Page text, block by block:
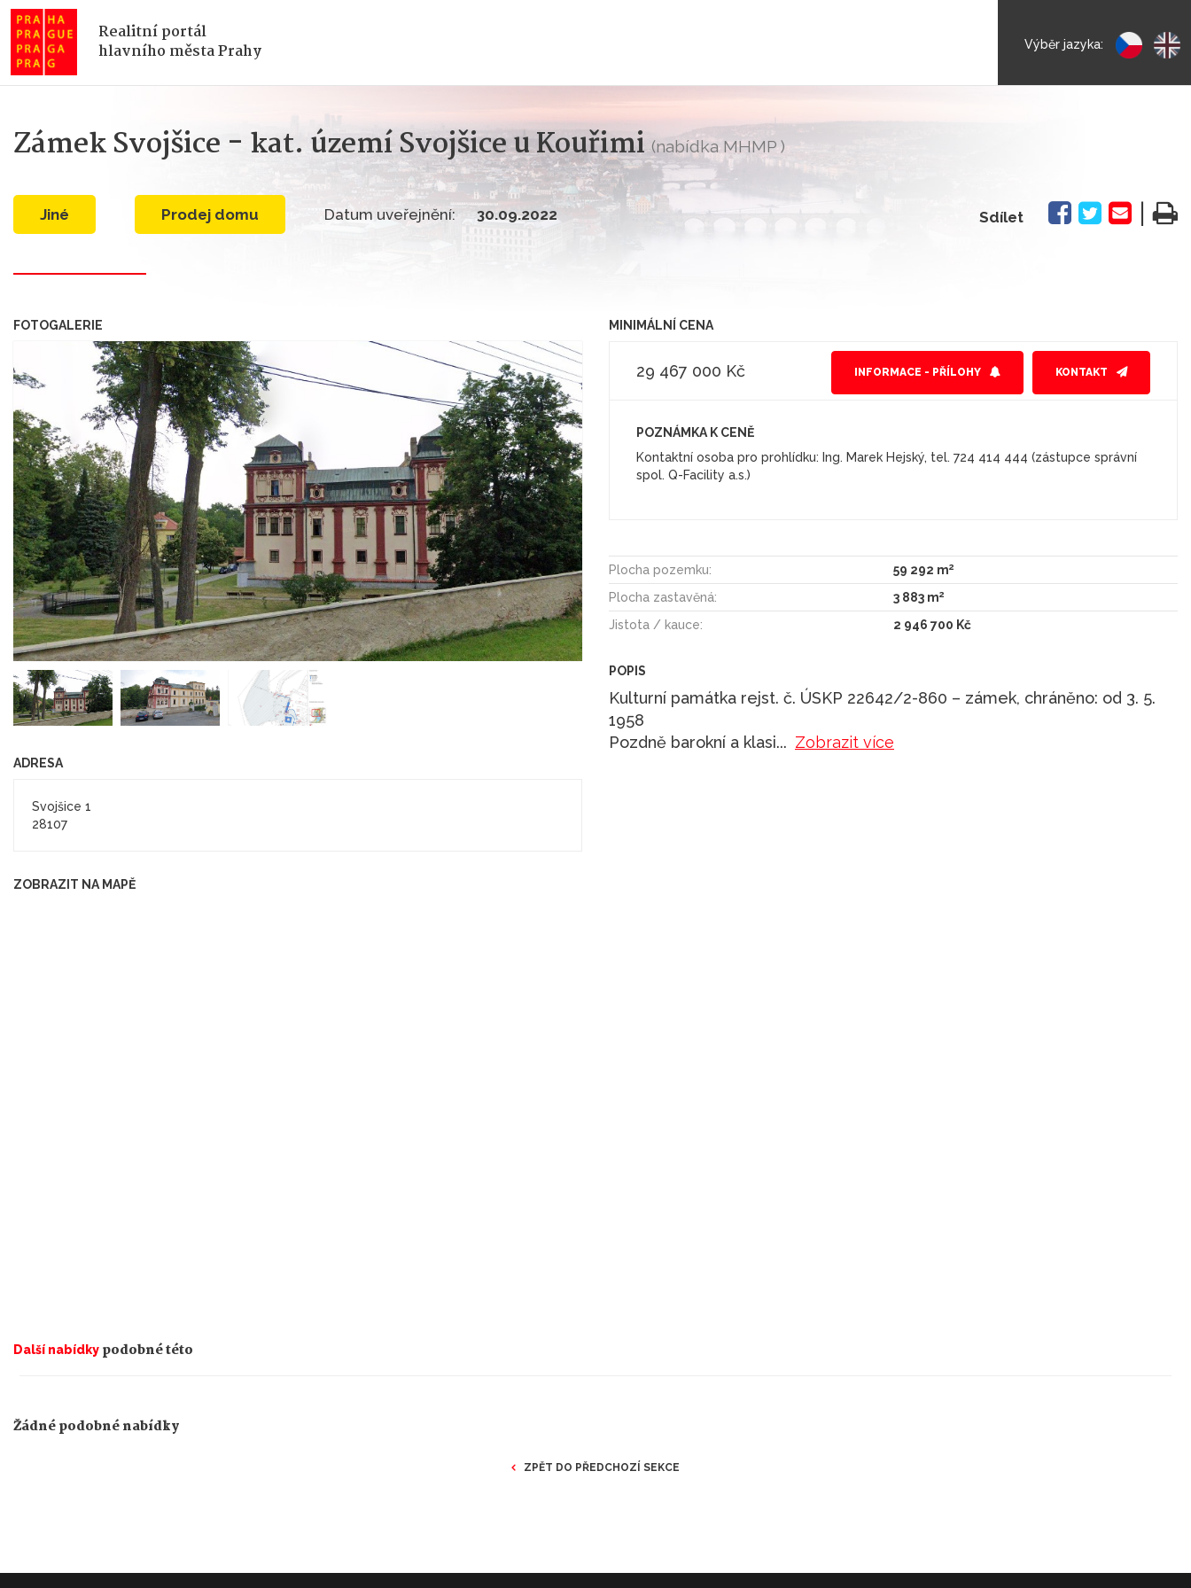
Realitní portál
hlavního města Prahy
Výběr jazyka:
Zámek Svojšice - kat. území Svojšice u Kouřimi(nabídka MHMP )
jiné Prodej domu Datum uveřejnění: 30.09.2022 Sdílet
FOTOGALERIE
ADRESA
Svojšice 1
28107
ZOBRAZIT NA MAPĚ
MINIMÁLNÍ CENA
29 467 000 Kč KONTAKT
INFORMACE - PŘÍLOHY
POZNÁMKA K CENĚ
Kontaktní osoba pro prohlídku: Ing. Marek Hejský, tel. 724 414 444 (zástupce správní
Plocha pozemku: 59 292 m2
Plocha zastavěná: 3 883 m2
Jistota / kauce: 2 946 700 Kč
POPIS
Kulturní památka rejst. č. ÚSKP 22642/2-860 – zámek, chráněno: od 3. 5.
1958
Pozdně barokní a klasi... Zobrazit více
Další nabídky podobné této
Žádné podobné nabídky
ZPĚT DO PŘEDCHOZÍ SEKCE